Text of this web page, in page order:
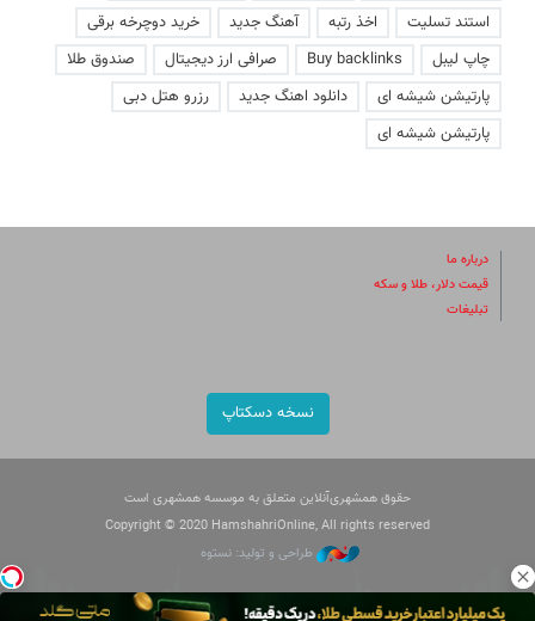
استند تسلیت
اخذ رتبه آهنگ جدید
خرید دوچرخه برقی
چاپ لیبل
Buy backlinks صرافی ارز دیجیتال
صندوق طلا
پارتیشن شیشه ای
دانلود اهنگ جدید
رزرو هتل دبی
پارتیشن شیشه ای
درباره ما
قیمت دلار، طلا و سکه
تبلیغات
نسخه دسکتاپ
حقوق همشهری‌آنلاین متعلق به موسسه همشهری است
Copyright © 2020 HamshahriOnline, All rights reserved
طراحی و تولید: نستوه